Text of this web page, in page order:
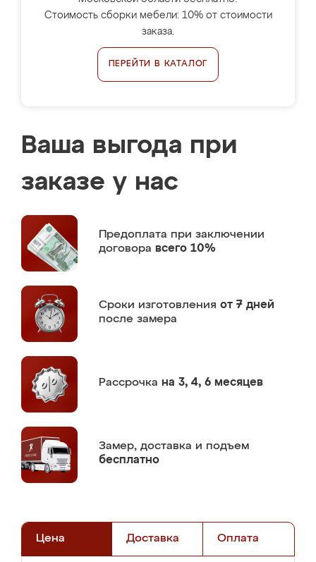
Стоимость сборки мебели: 10% от стоимости
заказа.
ПЕРЕЙТИ В КАТАЛОГ
Ваша выгода при
заказе у нас
Предоплата при заключении
договора всего 10%
Сроки изготовления от 7 дней
после замера
Рассрочка на 3, 4, 6 месяцев
Замер, доставка и подъем
бесплатно
Цена Доставка Оплата